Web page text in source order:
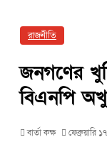
রাজনীতি
জনগণের
বিএনপি
বার্তা কক্ষ ফেব্রুয়ারি